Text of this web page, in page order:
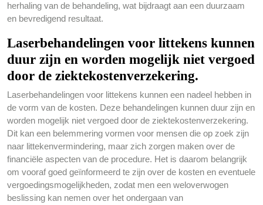
herhaling van de behandeling, wat bijdraagt aan een duurzaam
en bevredigend resultaat.
Laserbehandelingen voor littekens kunnen
duur zijn en worden mogelijk niet vergoed
door de ziektekostenverzekering.
Laserbehandelingen voor littekens kunnen een nadeel hebben in
de vorm van de kosten. Deze behandelingen kunnen duur zijn en
worden mogelijk niet vergoed door de ziektekostenverzekering.
Dit kan een belemmering vormen voor mensen die op zoek zijn
naar littekenvermindering, maar zich zorgen maken over de
financiële aspecten van de procedure. Het is daarom belangrijk
om vooraf goed geïnformeerd te zijn over de kosten en eventuele
vergoedingsmogelijkheden, zodat men een weloverwogen
beslissing kan nemen over het ondergaan van